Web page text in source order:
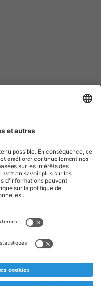
légales
et jusqu'à
nous serions
Recupel et TVA incl.
masculine a été adoptée